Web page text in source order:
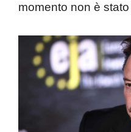
momento non è